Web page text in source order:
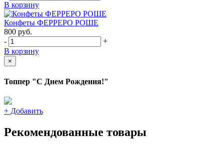
В корзину
Конфеты ФЕРРЕРО РОШЕ
800 руб.
-
+
В корзину
×
Топпер "С Днем Рождения!"
+ Добавить
Рекомендованные товары